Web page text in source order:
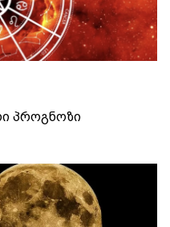
პროგნოზი